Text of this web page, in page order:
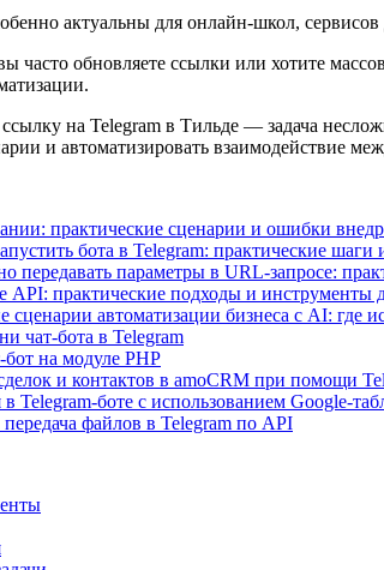
актуальны для онлайн-школ,
часто обновляете ссылки или хотите
на Telegram в Тильде — задача
и автоматизировать взаимодействие
практические сценарии и ошибки
бота в Telegram: практические
передавать параметры в URL-запросе:
API: практические подходы и инструменты
сценарии автоматизации бизнеса с AI: где
чат-бота в Telegram
бот на модуле PHP
и контактов в amoCRM при помощи
Telegram-боте с использованием Google-
файлов в Telegram по API